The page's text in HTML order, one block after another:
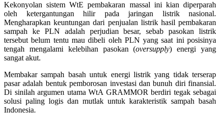
Kekonyolan sistem WtE pembakaran massal ini kian diperparah
oleh ketergantungan hilir pada jaringan listrik nasional.
Mengharapkan keuntungan dari penjualan listrik hasil pembakaran
sampah ke PLN adalah perjudian besar, sebab pasokan listrik
tersebut belum tentu mau dibeli oleh PLN yang saat ini posisinya
tengah mengalami kelebihan pasokan (oversupply) energi yang
sangat akut.
Membakar sampah basah untuk energi listrik yang tidak terserap
pasar adalah bentuk pemborosan investasi dan bunuh diri finansial.
Di sinilah argumen utama WtA GRAMMOR berdiri tegak sebagai
solusi paling logis dan mutlak untuk karakteristik sampah basah
Indonesia.